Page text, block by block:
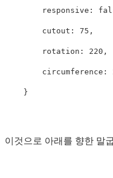
responsive:
        cutout: 75,
        rotation: 220,
circumference:
이것으로 아래를 향한 말